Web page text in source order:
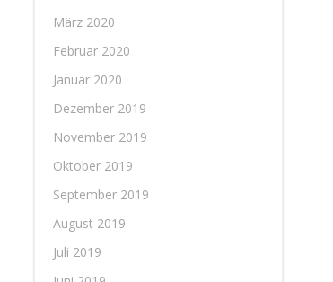
März 2020
Februar 2020
Januar 2020
Dezember 2019
November 2019
Oktober 2019
September 2019
August 2019
Juli 2019